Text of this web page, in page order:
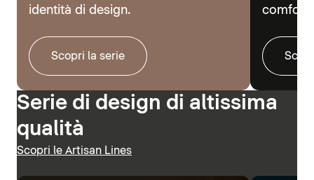
identità di design.
Scopri la serie
comfort.
Serie di design di altissima
qualità
Scopri le Artisan Lines